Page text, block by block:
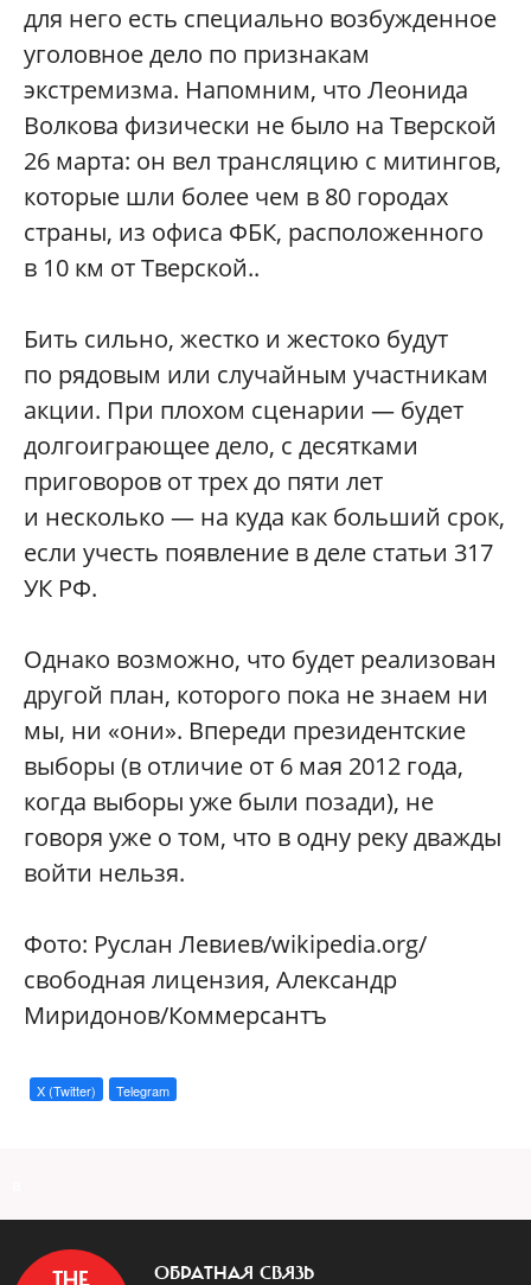
для него есть специально возбужденное
уголовное дело по признакам
экстремизма. Напомним, что Леонида
Волкова физически не было на Тверской
26 марта: он вел трансляцию с митингов,
которые шли более чем в 80 городах
страны, из офиса ФБК, расположенного
в 10 км от Тверской..
Бить сильно, жестко и жестоко будут
по рядовым или случайным участникам
акции. При плохом сценарии — будет
долгоиграющее дело, с десятками
приговоров от трех до пяти лет
и несколько — на куда как больший срок,
если учесть появление в деле статьи 317
УК РФ.
Однако возможно, что будет реализован
другой план, которого пока не знаем ни
мы, ни «они». Впереди президентские
выборы (в отличие от 6 мая 2012 года,
когда выборы уже были позади), не
говоря уже о том, что в одну реку дважды
войти нельзя.
Фото: Руслан Левиев/wikipedia.org/
свободная лицензия, Александр
Миридонов/Коммерсантъ
X (Twitter) Telegram
ОБРАТНАЯ СВЯЗЬ